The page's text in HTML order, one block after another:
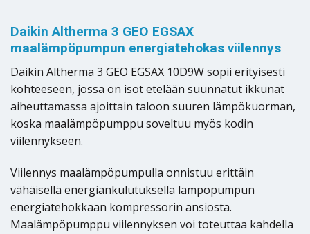
Daikin Altherma 3 GEO EGSAX
maalämpöpumpun energiatehokas viilennys
Daikin Altherma 3 GEO EGSAX 10D9W sopii erityisesti
kohteeseen, jossa on isot etelään suunnatut ikkunat
aiheuttamassa ajoittain taloon suuren lämpökuorman,
koska maalämpöpumppu soveltuu myös kodin
viilennykseen.
Viilennys maalämpöpumpulla onnistuu erittäin
vähäisellä energiankulutuksella lämpöpumpun
energiatehokkaan kompressorin ansiosta.
Maalämpöpumppu viilennyksen voi toteuttaa kahdella